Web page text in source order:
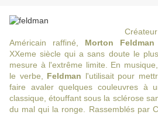
Américain raffiné, Morton Feldman
XXeme siècle qui a sans doute le
mesure à l'extrême limite. En
le verbe, Feldman l'utilisait pour
faire avaler quelques couleuvres à
classique, étouffant sous la sclérose
du mal qui la ronge. Rassemblés par